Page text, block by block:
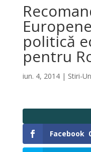
politică
pentru
iun. 4, 2014| Stiri-
Facebook